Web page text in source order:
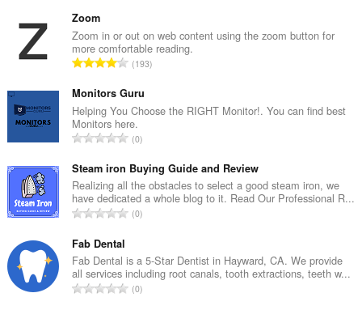
δραστηριότητα
περιήγησής
σας.
ο
λ
ο
α
θ
μ
ο
λ
ο
γ
ή
ω
ν
:
Zoom
Zoom in or out on web content using the zoom button for
more comfortable reading.
Σ
ν
ο
λ
ο
α
θ
μ
ο
ο
γ
ή
193
Monitors Guru
Helping You Choose the RIGHT Monitor!. You can find best
Monitors here.
Σ
ν
ο
λ
ο
θ
μ
ο
0
Steam iron Buying Guide and Review
Realizing all the obstacles to select a good steam iron, we
have dedicated a whole blog to it. Read Our Professional R...
Σ
ο
λ
ο
0
Fab Dental
Fab Dental is a 5-Star Dentist in Hayward, CA. We provide
all services including root canals, tooth extractions, teeth w...
Σ0